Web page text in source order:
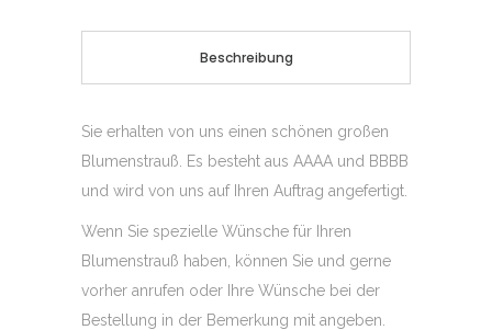
Beschreibung
Sie erhalten von uns einen schönen großen
Blumenstrauß. Es besteht aus AAAA und BBBB
und wird von uns auf Ihren Auftrag angefertigt.
Wenn Sie spezielle Wünsche für Ihren
Blumenstrauß haben, können Sie und gerne
vorher anrufen oder Ihre Wünsche bei der
Bestellung in der Bemerkung mit angeben.